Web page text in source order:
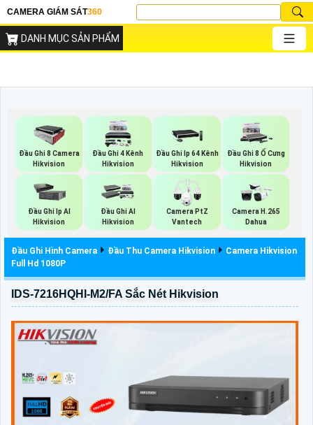
CAMERA GIÁM SÁT360
DANH MỤC SẢN PHẨM
Đầu Ghi 8 Camera
Hikvision
Đầu Ghi 4 Kênh
Hikvision
Đầu Ghi Ip 64 Kênh
Hikvision
Đầu Ghi 8 Ổ Cưng
Hikvision
Đầu Ghi Ip AI
Hikvision
Đầu Ghi AI
Hikvision
Camera PtZ
Vantech
Camera H.265
Dahua
Đầu Ghi Hình Camera Đầu Thu Camera Hikvision
Camera Hikvision
Full Hd 1080P
IDS-7216HQHI-M2/FA Sắc Nét Hikvision